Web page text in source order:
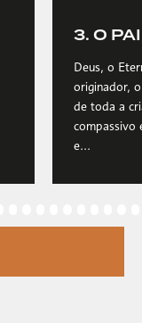
3. O PAI
Deus, o
originador,
de toda a
compassivo
e...